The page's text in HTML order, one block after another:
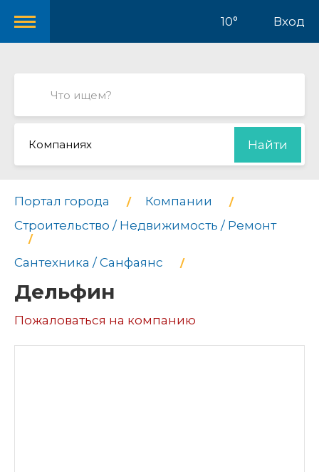
10° Вход
Компаниях Найти
Портал города
Компании
Строительство / Недвижимость / Ремонт
Сантехника / Санфаянс
Дельфин
Пожаловаться на компанию